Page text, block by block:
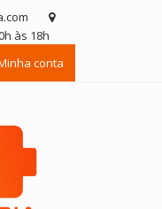
às 18h
conta